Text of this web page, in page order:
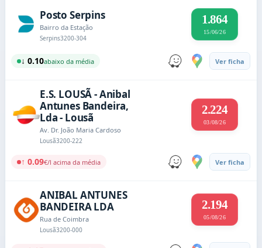
Posto Serpins
Bairro da Estação
Serpins3200-304
1.864
15/06/26
↓ 0.10abaixo da média Ver ficha
E.S. LOUSÃ - Anibal
Antunes Bandeira,
Lda - Lousã
Av. Dr. João Maria Cardoso
Lousã3200-222
2.224
03/08/26
↑ 0.09€/l acima da média Ver ficha
ANIBAL ANTUNES
BANDEIRA LDA
Rua de Coimbra
Lousã3200-000
2.194
05/08/26